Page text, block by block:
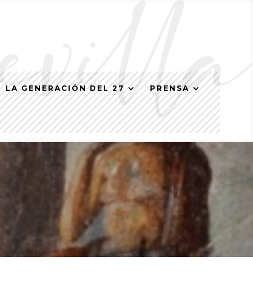
LA GENERACIÓN DEL 27
PRENSA